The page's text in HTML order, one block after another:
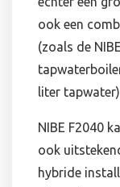
ook een
(zoals de
liter
NIBE F2040
ook
hybride